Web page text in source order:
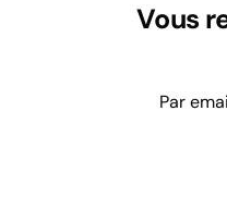
Vous
Par